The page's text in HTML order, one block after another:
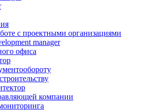
с проектными организациями
manager
офиса
компании